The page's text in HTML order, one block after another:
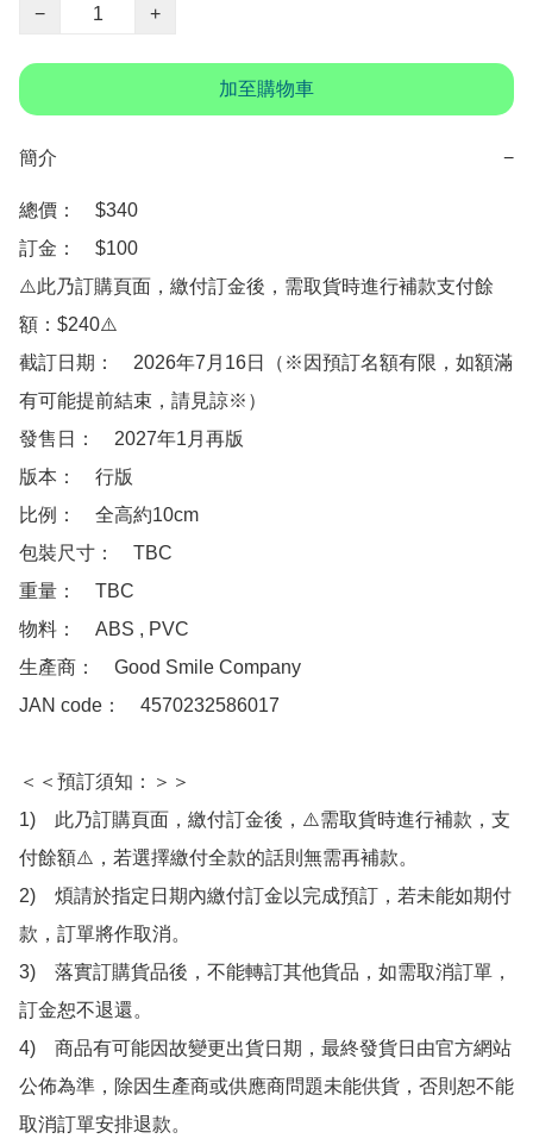
−
+
加至購物車
簡介 −
總價：　$340
訂金：　$100
⚠️此乃訂購頁面，繳付訂金後，需取貨時進行補款支付餘
額：$240⚠️
截訂日期：　2026年7月16日（※因預訂名額有限，如額滿
有可能提前結束，請見諒※）
發售日：　2027年1月再版
版本：　行版
比例：　全高約10cm
包裝尺寸：　TBC
重量：　TBC
物料：　ABS , PVC
生產商：　Good Smile Company
JAN code：　4570232586017
＜＜預訂須知：＞＞
1)　此乃訂購頁面，繳付訂金後，⚠️需取貨時進行補款，支
付餘額⚠️，若選擇繳付全款的話則無需再補款。
2)　煩請於指定日期內繳付訂金以完成預訂，若未能如期付
款，訂單將作取消。
3)　落實訂購貨品後，不能轉訂其他貨品，如需取消訂單，
訂金恕不退還。
4)　商品有可能因故變更出貨日期，最終發貨日由官方網站
公佈為準，除因生產商或供應商問題未能供貨，否則恕不能
取消訂單安排退款。